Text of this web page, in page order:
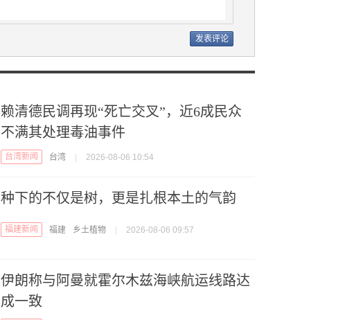
赖清德民调再现“死亡交叉”，近6成民众
不满其处理毒油事件
台湾新闻 台湾 | 2026-08-06 10:54
种下的不仅是树，更是扎根本土的气韵
福建新闻 福建 乡土植物 | 2026-08-06 09:57
伊朗称与阿曼就霍尔木兹海峡航运线路达
成一致